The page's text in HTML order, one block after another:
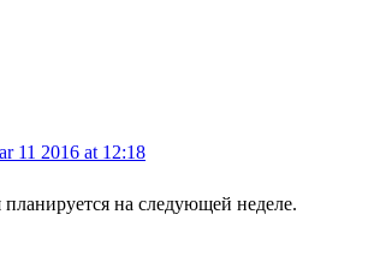
11 2016 at 12:18
на следующей неделе.